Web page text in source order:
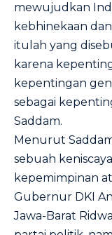
mewujudkan
kebhinekaan
itulah yang
karena
kepentingan
sebagai
Saddam.
Menurut
sebuah
kepemimpinan
Gubernur DKI
Jawa-Barat